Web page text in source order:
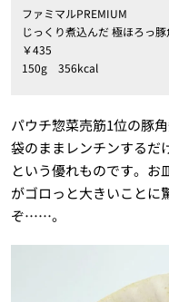
ファミマルPREMIUM
じっくり煮込んだ 極ほろっ豚
￥435
150g 356kcal
パウチ惣菜売筋1位の豚
袋のままレンチンするだ
という優れものです。お
がゴロっと大きいことに
ぞ……。